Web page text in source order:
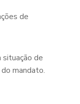
de
de
mandato.